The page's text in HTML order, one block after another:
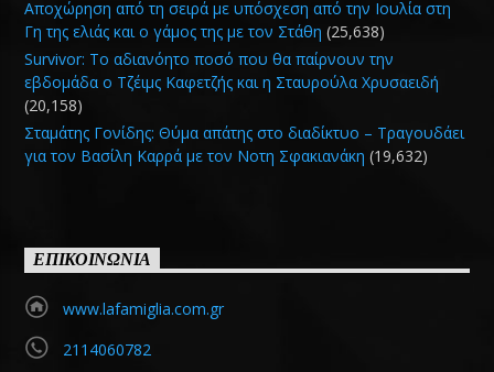
Αποχώρηση από τη σειρά με υπόσχεση από την Ιουλία στη
Γη της ελιάς και ο γάμος της με τον Στάθη (25,638)
Survivor: Το αδιανόητο ποσό που θα παίρνουν την
εβδομάδα ο Τζέιμς Καφετζής και η Σταυρούλα Χρυσαειδή
(20,158)
Σταμάτης Γονίδης: Θύμα απάτης στο διαδίκτυο – Τραγουδάει
για τον Βασίλη Καρρά με τον Νοτη Σφακιανάκη (19,632)
ΕΠΙΚΟΙΝΩΝΙΑ
www.lafamiglia.com.gr
2114060782